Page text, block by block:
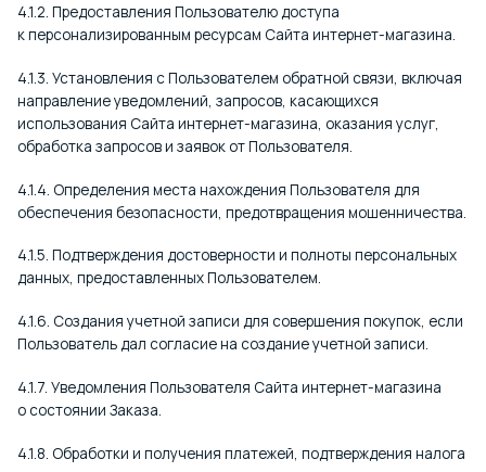
4.1.2. Предоставления Пользователю доступа
к персонализированным ресурсам Сайта интернет-магазина.
4.1.3. Установления с Пользователем обратной связи, включая
направление уведомлений, запросов, касающихся
использования Сайта интернет-магазина, оказания услуг,
обработка запросов и заявок от Пользователя.
4.1.4. Определения места нахождения Пользователя для
обеспечения безопасности, предотвращения мошенничества.
4.1.5. Подтверждения достоверности и полноты персональных
данных, предоставленных Пользователем.
4.1.6. Создания учетной записи для совершения покупок, если
Пользователь дал согласие на создание учетной записи.
4.1.7. Уведомления Пользователя Сайта интернет-магазина
о состоянии Заказа.
4.1.8. Обработки и получения платежей, подтверждения налога